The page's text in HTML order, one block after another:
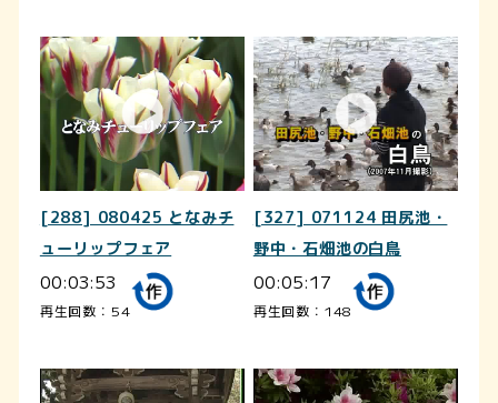
[288] 080425 となみチ
ューリップフェア
00:03:53
再生回数：54
[327] 071124 田尻池・
野中・石畑池の白鳥
00:05:17
再生回数：148